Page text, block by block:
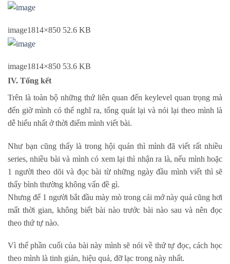
image1814×850 52.6 KB
image1814×850 53.6 KB
IV. Tổng kết
Trên là toàn bộ những thứ liên quan đến keylevel quan trọng mà
đến giờ mình có thể nghĩ ra, tổng quát lại và nói lại theo mình là
dễ hiểu nhất ở thời điểm mình viết bài.
Như bạn cũng thấy là trong hội quán thì mình đã viết rất nhiều
series, nhiều bài và mình có xem lại thì nhận ra là, nếu mình hoặc
1 người theo dõi và đọc bài từ những ngày đầu mình viết thì sẽ
thấy bình thường không vấn đề gì.
Nhưng để 1 người bắt đầu mày mò trong cái mớ này quả cũng hơi
mất thời gian, không biết bài nào trước bài nào sau và nên đọc
theo thứ tự nào.
Vì thế phần cuối của bài này mình sẽ nói về thứ tự đọc, cách học
theo mình là tinh giản, hiệu quả, đỡ lạc trong này nhất.